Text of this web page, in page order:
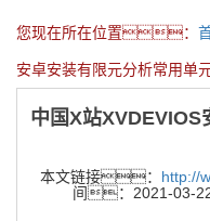
您现在所在位置：
安卓安装有限元分析常用单
中国X站XVDEVIOS
本文链接： http://
间：2021-03-